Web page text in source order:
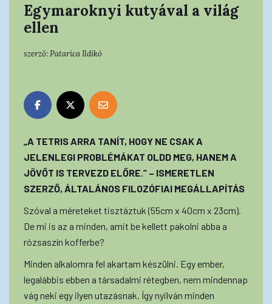
Egymaroknyi kutyával a világ
ellen
szerző:Patarica Ildikó
„A TETRIS ARRA TANÍT, HOGY NE CSAK A
JELENLEGI PROBLÉMÁKAT OLDD MEG, HANEM A
JÖVŐT IS TERVEZD ELŐRE.” – ISMERETLEN
SZERZŐ, ÁLTALÁNOS FILOZÓFIAI MEGÁLLAPÍTÁS
Szóval a méreteket tisztáztuk (55cm x 40cm x 23cm).
De mi is az a minden, amit be kellett pakolni abba a
rózsaszín kofferbe?
Minden alkalomra fel akartam készülni. Egy ember,
legalábbis ebben a társadalmi rétegben, nem mindennap
vág neki egy ilyen utazásnak. Így nyilván minden